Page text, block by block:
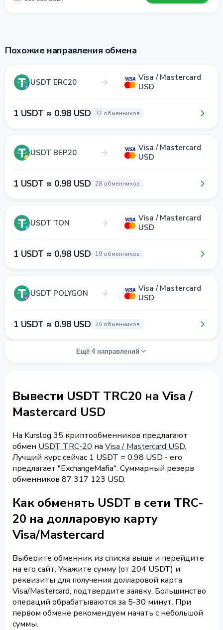
Похожие направления обмена
USDT ERC20
Visa / Mastercard
USD
1 USDT ≈ 0.98 USD 32 обменников
USDT BEP20
Visa / Mastercard
USD
1 USDT ≈ 0.98 USD 28 обменников
USDT TON
Visa / Mastercard
USD
1 USDT ≈ 0.98 USD 19 обменников
USDT POLYGON
Visa / Mastercard
USD
1 USDT ≈ 0.98 USD 20 обменников
Ещё 4 направлений
Вывести USDT TRC20 на Visa /
Mastercard USD
На Kurslog 35 криптообменников предлагают
обмен USDT TRC-20 на Visa / Mastercard USD.
Лучший курс сейчас 1 USDT = 0.98 USD - его
предлагает "ExchangeMafia". Суммарный резерв
обменников 87 317 123 USD.
Как обменять USDT в сети TRC-
20 на долларовую карту
Visa/Mastercard
Выберите обменник из списка выше и перейдите
на его сайт. Укажите сумму (от 204 USDT) и
реквизиты для получения долларовой карта
Visa/Mastercard, подтвердите заявку. Большинство
операций обрабатываются за 5-30 минут. При
первом обмене рекомендуем начать с небольшой
суммы.